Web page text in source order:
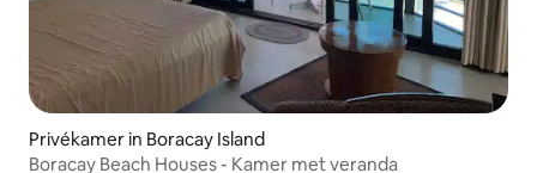
Privékamer in Boracay Island
Boracay Beach Houses - Kamer met veranda